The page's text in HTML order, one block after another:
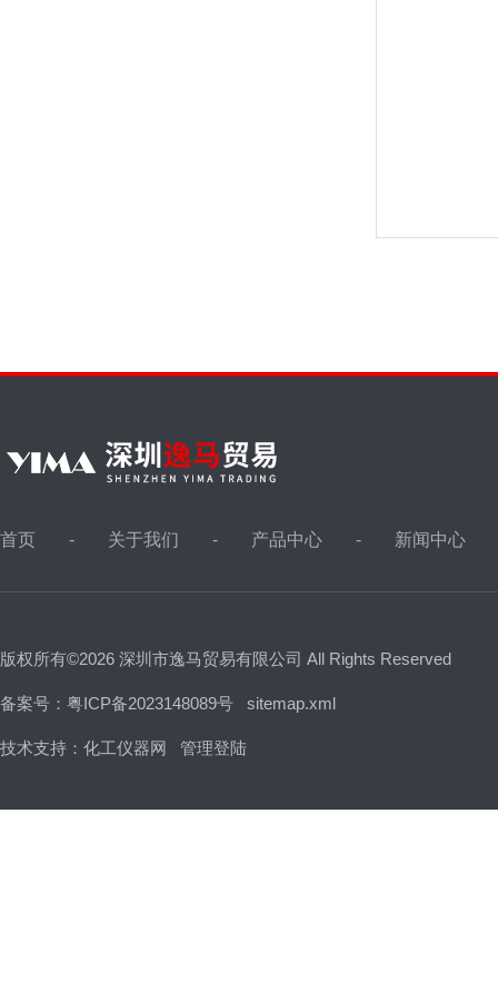
首页 关于我们 产品中心 新闻中心
版权所有©2026 深圳市逸马贸易有限公司 All Rights Reserved
备案号：粤ICP备2023148089号 sitemap.xml
技术支持： 化工仪器网 管理登陆